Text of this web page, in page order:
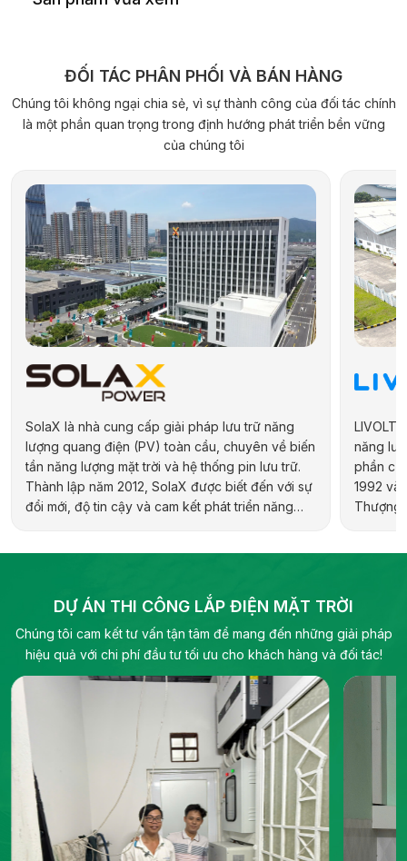
ĐỐI TÁC PHÂN PHỐI VÀ BÁN HÀNG
Chúng tôi không ngại chia sẻ, vì sự thành công của đối tác chính
là một phần quan trọng trong định hướng phát triển bền vững
của chúng tôi
SolaX là nhà cung cấp giải pháp lưu trữ năng
lượng quang điện (PV) toàn cầu, chuyên về biến
tần năng lượng mặt trời và hệ thống pin lưu trữ.
Thành lập năm 2012, SolaX được biết đến với sự
đổi mới, độ tin cậy và cam kết phát triển năng
năng
phần
1992 và
Thượng
DỰ ÁN THI CÔNG LẮP ĐIỆN MẶT TRỜI
Chúng tôi cam kết tư vấn tận tâm để mang đến những giải pháp
hiệu quả với chi phí đầu tư tối ưu cho khách hàng và đối tác!